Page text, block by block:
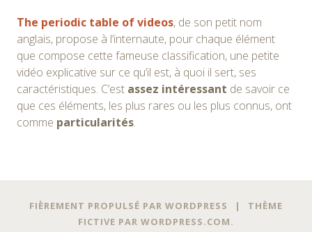
The periodic table of videos, de son petit nom
anglais, propose à l’internaute, pour chaque élément
que compose cette fameuse classification, une petite
vidéo explicative sur ce qu’il est, à quoi il sert, ses
caractéristiques. C’est assez intéressant de savoir ce
que ces éléments, les plus rares ou les plus connus, ont
comme particularités.
Navigation
FIÈREMENT PROPULSÉ PAR WORDPRESS |
THÈME
FICTIVE PAR WORDPRESS.COM.